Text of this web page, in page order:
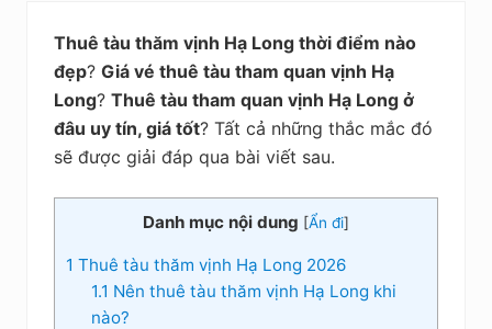
kiệm
Thuê tàu thăm vịnh Hạ Long thời điểm nào
đẹp? Giá vé thuê tàu tham quan vịnh Hạ
Long? Thuê tàu tham quan vịnh Hạ Long ở
đâu uy tín, giá tốt? Tất cả những thắc mắc đó
sẽ được giải đáp qua bài viết sau.
Danh mục nội dung [Ẩn đi]
1 Thuê tàu thăm vịnh Hạ Long 2026
1.1 Nên thuê tàu thăm vịnh Hạ Long khi
nào?